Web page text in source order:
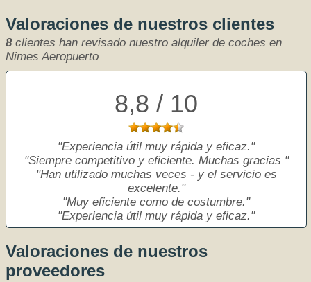
Valoraciones de nuestros clientes
8clientes han revisado nuestro alquiler de coches en
Nimes Aeropuerto
8,8 / 10
Experiencia útil muy rápida y eficaz.
Siempre competitivo y eficiente. Muchas gracias
Han utilizado muchas veces - y el servicio es
excelente.
Muy eficiente como de costumbre.
Experiencia útil muy rápida y eficaz.
Valoraciones de nuestros
proveedores